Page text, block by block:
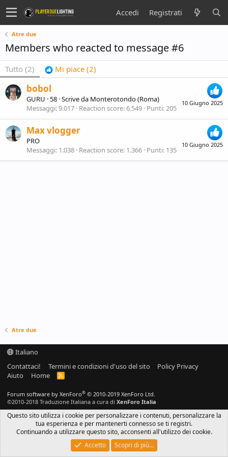
Accedi Registrati
Atre due
Members who reacted to message #6
Tutto (2) Mi piace (2)
10 Giugno 2025
bobol
GURU ·58 ·Scrive da Monterotondo (Roma)
Messaggi 9.017 Reaction score 6.549 Punti 205
10 Giugno 2025
Max vlogger
PRO
Messaggi 1.038 Reaction score 1.366 Punti 135
Atre due
Italiano
Contattaci!
Termini e condizioni d'uso del sito
Policy Privacy
Aiuto
Home
R
Forum software by XenForo® © 2010-2019 XenForo Ltd.
©2010-2018 Traduzione Italiana a cura di XenForo Italia
Questo sito utilizza i cookie per personalizzare i contenuti, personalizzare la
tua esperienza e per mantenerti connesso se ti registri.
Continuando a utilizzare questo sito, acconsenti all'utilizzo dei cookie.
Accetto
Scopri di più…